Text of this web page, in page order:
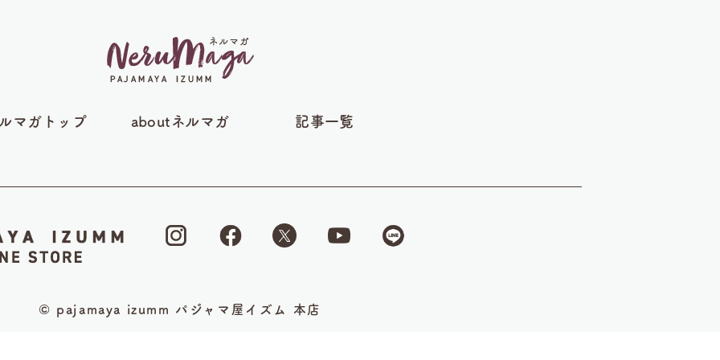
マガトップ aboutネルマガ 記事一覧
© pajamaya izumm パジャマ屋イズム 本店